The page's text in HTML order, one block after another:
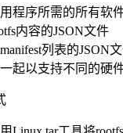
程序所需的所有软
内容的JSON文件
列表的JSON
起以支持不同的硬